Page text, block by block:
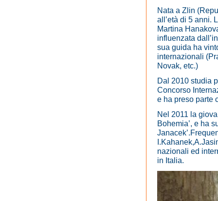
Nata a Zlin
all’età di 5 anni.
Martina
influenzata
sua guida ha
internazionali
Novak, etc.)
Dal 2010 studia
Concorso
e ha preso parte
Nel 2011 la
Bohemia’, e ha
nazionali ed
in Italia.